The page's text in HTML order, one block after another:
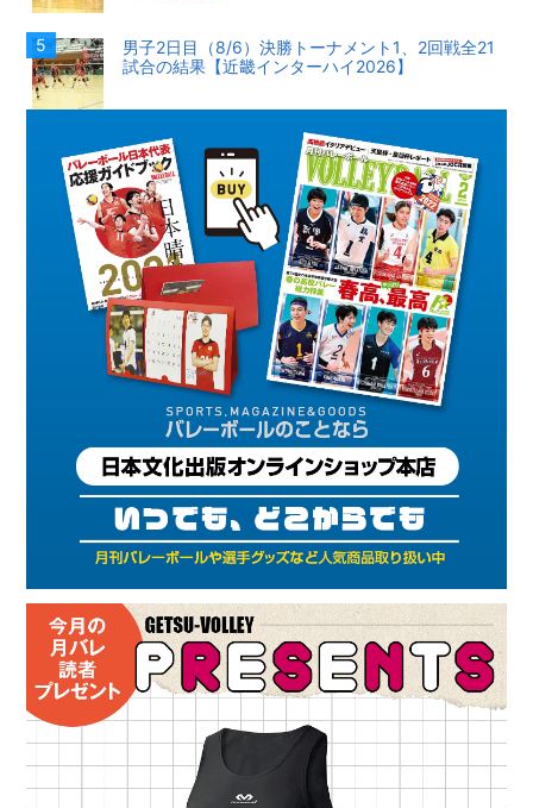
男子2日目（8/6）決勝トーナメント1、2回戦全21
試合の結果【近畿インターハイ2026】